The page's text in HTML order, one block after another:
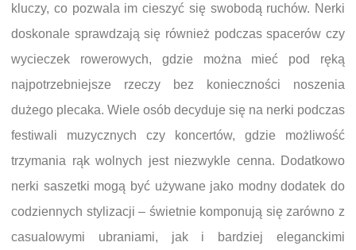
kluczy, co pozwala im cieszyć się swobodą ruchów. Nerki
doskonale sprawdzają się również podczas spacerów czy
wycieczek rowerowych, gdzie można mieć pod ręką
najpotrzebniejsze rzeczy bez konieczności noszenia
dużego plecaka. Wiele osób decyduje się na nerki podczas
festiwali muzycznych czy koncertów, gdzie możliwość
trzymania rąk wolnych jest niezwykle cenna. Dodatkowo
nerki saszetki mogą być używane jako modny dodatek do
codziennych stylizacji – świetnie komponują się zarówno z
casualowymi ubraniami, jak i bardziej eleganckimi